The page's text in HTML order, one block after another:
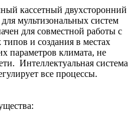
кассетный двухсторонний
мультизональных систем
для совместной работы с
и создания в местах
параметров климата, не
Интеллектуальная система
все процессы.